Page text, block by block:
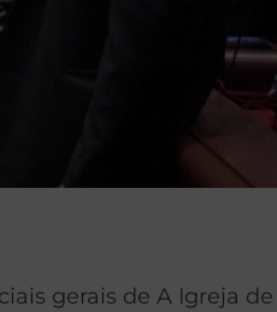
gerais de A Igreja